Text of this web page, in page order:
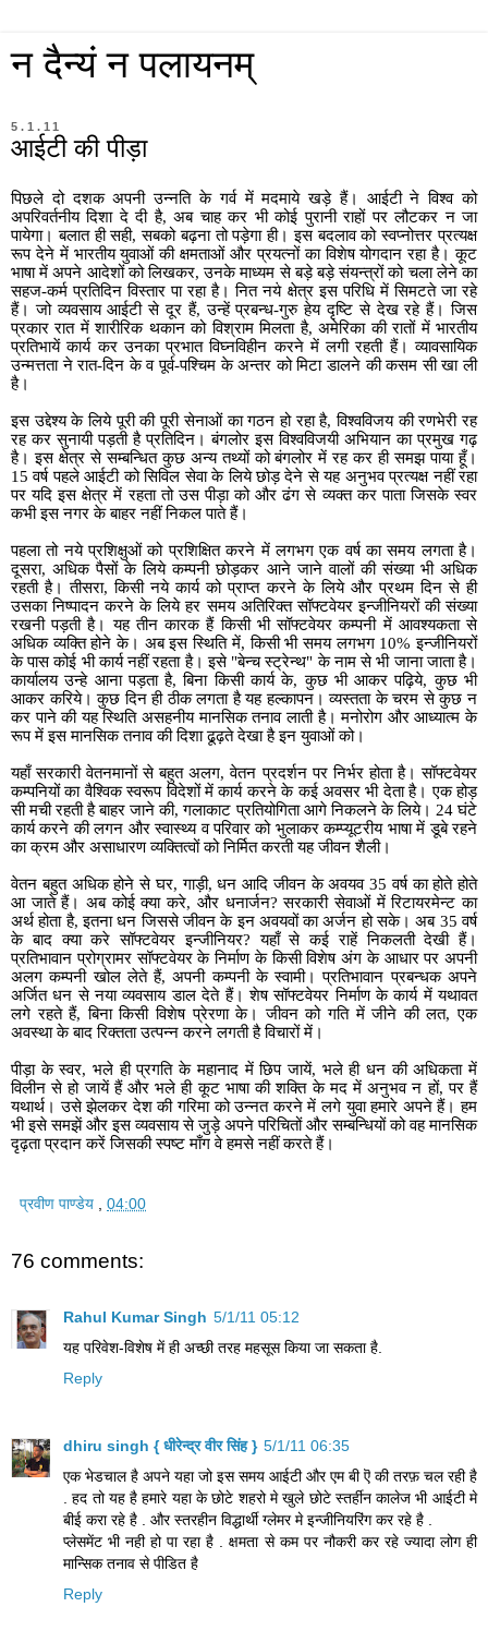
न दैन्यं न पलायनम्
5.1.11
आईटी की पीड़ा
पिछले दो दशक अपनी उन्नति के गर्व में मदमाये खड़े हैं। आईटी ने विश्व को
अपरिवर्तनीय दिशा दे दी है, अब चाह कर भी कोई पुरानी राहों पर लौटकर न जा
पायेगा। बलात ही सही, सबको बढ़ना तो पड़ेगा ही। इस बदलाव को स्वप्नोत्तर प्रत्यक्ष
रूप देने में भारतीय युवाओं की क्षमताओं और प्रयत्नों का विशेष योगदान रहा है। कूट
भाषा में अपने आदेशों को लिखकर, उनके माध्यम से बड़े बड़े संयन्त्रों को चला लेने का
सहज-कर्म प्रतिदिन विस्तार पा रहा है। नित नये क्षेत्र इस परिधि में सिमटते जा रहे
हैं। जो व्यवसाय आईटी से दूर हैं, उन्हें प्रबन्ध-गुरु हेय दृष्टि से देख रहे हैं। जिस
प्रकार रात में शारीरिक थकान को विश्राम मिलता है, अमेरिका की रातों में भारतीय
प्रतिभायें कार्य कर उनका प्रभात विघ्नविहीन करने में लगी रहती हैं। व्यावसायिक
उन्मत्तता ने रात-दिन के व पूर्व-पश्चिम के अन्तर को मिटा डालने की कसम सी खा ली
है।
इस उद्देश्य के लिये पूरी की पूरी सेनाओं का गठन हो रहा है, विश्वविजय की रणभेरी रह
रह कर सुनायी पड़ती है प्रतिदिन। बंगलोर इस विश्वविजयी अभियान का प्रमुख गढ़
है। इस क्षेत्र से सम्बन्धित कुछ अन्य तथ्यों को बंगलोर में रह कर ही समझ पाया हूँ।
15 वर्ष पहले आईटी को सिविल सेवा के लिये छोड़ देने से यह अनुभव प्रत्यक्ष नहीं रहा
पर यदि इस क्षेत्र में रहता तो उस पीड़ा को और ढंग से व्यक्त कर पाता जिसके स्वर
कभी इस नगर के बाहर नहीं निकल पाते हैं।
पहला तो नये प्रशिक्षुओं को प्रशिक्षित करने में लगभग एक वर्ष का समय लगता है।
दूसरा, अधिक पैसों के लिये कम्पनी छोड़कर आने जाने वालों की संख्या भी अधिक
रहती है। तीसरा, किसी नये कार्य को प्राप्त करने के लिये और प्रथम दिन से ही
उसका निष्पादन करने के लिये हर समय अतिरिक्त सॉफ्टवेयर इन्जीनियरों की संख्या
रखनी पड़ती है। यह तीन कारक हैं किसी भी सॉफ्टवेयर कम्पनी में आवश्यकता से
अधिक व्यक्ति होने के। अब इस स्थिति में, किसी भी समय लगभग 10%इन्जीनियरों
के पास कोई भी कार्य नहीं रहता है। इसे "बेन्च स्ट्रेन्थ"के नाम से भी जाना जाता है।
कार्यालय उन्हे आना पड़ता है, बिना किसी कार्य के, कुछ भी आकर पढ़िये, कुछ भी
आकर करिये। कुछ दिन ही ठीक लगता है यह हल्कापन। व्यस्तता के चरम से कुछ न
कर पाने की यह स्थिति असहनीय मानसिक तनाव लाती है। मनोरोग और आध्यात्म के
रूप में इस मानसिक तनाव की दिशा ढूढ़ते देखा है इन युवाओं को।
यहाँ सरकारी वेतनमानों से बहुत अलग, वेतन प्रदर्शन पर निर्भर होता है। सॉफ्टवेयर
कम्पनियों का वैश्विक स्वरूप विदेशों में कार्य करने के कई अवसर भी देता है। एक होड़
सी मची रहती है बाहर जाने की, गलाकाट प्रतियोगिता आगे निकलने के लिये। 24 घंटे
कार्य करने की लगन और स्वास्थ्य व परिवार को भुलाकर कम्प्यूटरीय भाषा में डूबे रहने
का क्रम और असाधारण व्यक्तित्वों को निर्मित करती यह जीवन शैली।
वेतन बहुत अधिक होने से घर, गाड़ी, धन आदि जीवन के अवयव 35 वर्ष का होते होते
आ जाते हैं। अब कोई क्या करे, और धनार्जन? सरकारी सेवाओं में रिटायरमेन्ट का
अर्थ होता है, इतना धन जिससे जीवन के इन अवयवों का अर्जन हो सके। अब 35 वर्ष
के बाद क्या करे सॉफ्टवेयर इन्जीनियर? यहाँ से कई राहें निकलती देखी हैं।
प्रतिभावान प्रोग्रामर सॉफ्टवेयर के निर्माण के किसी विशेष अंग के आधार पर अपनी
अलग कम्पनी खोल लेते हैं, अपनी कम्पनी के स्वामी। प्रतिभावान प्रबन्धक अपने
अर्जित धन से नया व्यवसाय डाल देते हैं। शेष सॉफ्टवेयर निर्माण के कार्य में यथावत
लगे रहते हैं, बिना किसी विशेष प्रेरणा के। जीवन को गति में जीने की लत, एक
अवस्था के बाद रिक्तता उत्पन्न करने लगती है विचारों में।
पीड़ा के स्वर, भले ही प्रगति के महानाद में छिप जायें, भले ही धन की अधिकता में
विलीन से हो जायें हैं और भले ही कूट भाषा की शक्ति के मद में अनुभव न हों, पर हैं
यथार्थ। उसे झेलकर देश की गरिमा को उन्नत करने में लगे युवा हमारे अपने हैं। हम
भी इसे समझें और इस व्यवसाय से जुड़े अपने परिचितों और सम्बन्धियों को वह मानसिक
दृढ़ता प्रदान करें जिसकी स्पष्ट माँग वे हमसे नहीं करते हैं।
प्रवीण पाण्डेय 04:00
76 comments:
Rahul Kumar Singh 5/1/11 05:12
यह परिवेश-विशेष में ही अच्‍छी तरह महसूस किया जा सकता है.
Reply
dhiru singh { धीरेन्द्र वीर सिंह } 5/1/11 06:35
एक भेडचाल है अपने यहा जो इस समय आईटी और एम बी ऎ की तरफ़ चल रही है
. हद तो यह है हमारे यहा के छोटे शहरो मे खुले छोटे स्तर्हीन कालेज भी आईटी मे
बीई करा रहे है . और स्तरहीन विद्धार्थी ग्लेमर मे इन्जीनियरिंग कर रहे है .
प्लेसमेंट भी नही हो पा रहा है . क्षमता से कम पर नौकरी कर रहे ज्यादा लोग ही
मान्सिक तनाव से पीडित है
Reply